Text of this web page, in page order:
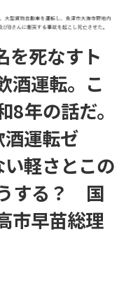
を死なすト
酒運転。こ
年の話だ。
運転ゼ
軽さとこの
する？ 国
市早苗総理